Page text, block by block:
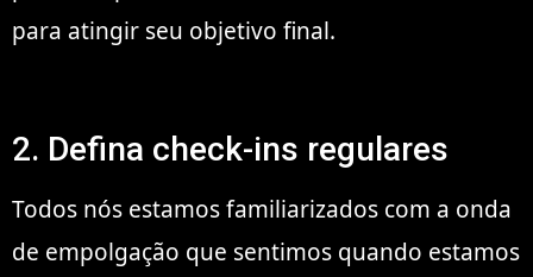
para atingir seu objetivo final.
2. Defina check-ins regulares
Todos nós estamos familiarizados com a onda
de empolgação que sentimos quando estamos